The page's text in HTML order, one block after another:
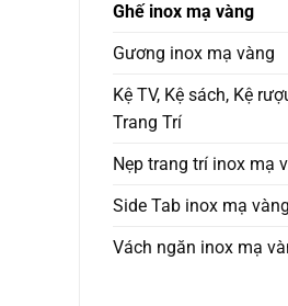
Ghế inox mạ vàng
Gương inox mạ vàng
Kệ TV, Kệ sách, Kệ
Trang Trí
Nẹp trang trí inox mạ
Side Tab inox mạ vàng
Vách ngăn inox mạ